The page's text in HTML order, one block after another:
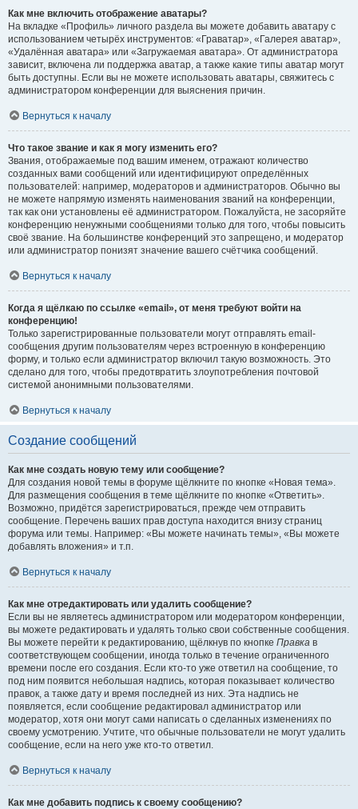
Как мне включить отображение аватары?
На вкладке «Профиль» личного раздела вы можете добавить аватару с
использованием четырёх инструментов: «Граватар», «Галерея аватар»,
«Удалённая аватара» или «Загружаемая аватара». От администратора
зависит, включена ли поддержка аватар, а также какие типы аватар могут
быть доступны. Если вы не можете использовать аватары, свяжитесь с
администратором конференции для выяснения причин.
Вернуться к началу
Что такое звание и как я могу изменить его?
Звания, отображаемые под вашим именем, отражают количество
созданных вами сообщений или идентифицируют определённых
пользователей: например, модераторов и администраторов. Обычно вы
не можете напрямую изменять наименования званий на конференции,
так как они установлены её администратором. Пожалуйста, не засоряйте
конференцию ненужными сообщениями только для того, чтобы повысить
своё звание. На большинстве конференций это запрещено, и модератор
или администратор понизят значение вашего счётчика сообщений.
Вернуться к началу
Когда я щёлкаю по ссылке «email», от меня требуют войти на
конференцию!
Только зарегистрированные пользователи могут отправлять email-
сообщения другим пользователям через встроенную в конференцию
форму, и только если администратор включил такую возможность. Это
сделано для того, чтобы предотвратить злоупотребления почтовой
системой анонимными пользователями.
Вернуться к началу
Создание сообщений
Как мне создать новую тему или сообщение?
Для создания новой темы в форуме щёлкните по кнопке «Новая тема».
Для размещения сообщения в теме щёлкните по кнопке «Ответить».
Возможно, придётся зарегистрироваться, прежде чем отправить
сообщение. Перечень ваших прав доступа находится внизу страниц
форума или темы. Например: «Вы можете начинать темы», «Вы можете
добавлять вложения» и т.п.
Вернуться к началу
Как мне отредактировать или удалить сообщение?
Если вы не являетесь администратором или модератором конференции,
вы можете редактировать и удалять только свои собственные сообщения.
Вы можете перейти к редактированию, щёлкнув по кнопке Правка в
соответствующем сообщении, иногда только в течение ограниченного
времени после его создания. Если кто-то уже ответил на сообщение, то
под ним появится небольшая надпись, которая показывает количество
правок, а также дату и время последней из них. Эта надпись не
появляется, если сообщение редактировал администратор или
модератор, хотя они могут сами написать о сделанных изменениях по
своему усмотрению. Учтите, что обычные пользователи не могут удалить
сообщение, если на него уже кто-то ответил.
Вернуться к началу
Как мне добавить подпись к своему сообщению?